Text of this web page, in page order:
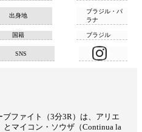
出身地
ブラジル・パ
ラナ
国籍 ブラジル
SNS
ファイト（3分3R）は、アリエ
マイコン・ソウザ（Continua la